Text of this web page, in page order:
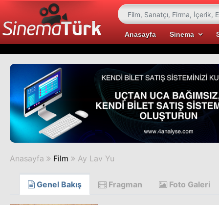
Anasayfa Sinema
Anasayfa Film Ay Lav Yu
Genel Bakış Fragman Foto Galeri